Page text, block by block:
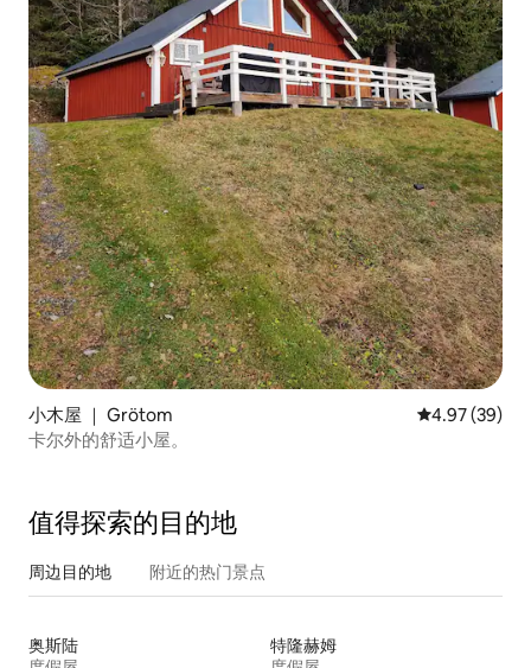
小木屋 ｜ Grötom 平均评分
4.97 (39)
卡尔外的舒适小屋。
值得探索的目的地
周边目的地 附近的热门景点
奥斯陆
特隆赫姆